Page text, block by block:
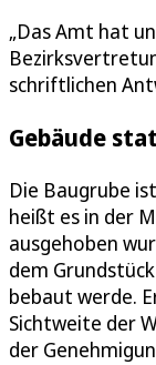
„Das Amt hat
schriftlichen
Gebäude
Die Baugrube
heißt es in der
ausgehoben
dem
bebaut werde.
Sichtweite der
der